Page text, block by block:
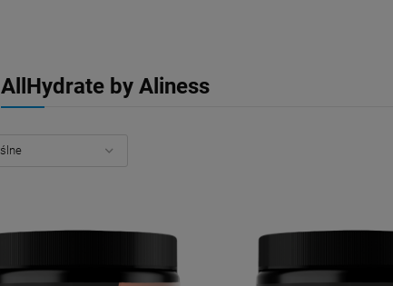
AllHydrate by Aliness